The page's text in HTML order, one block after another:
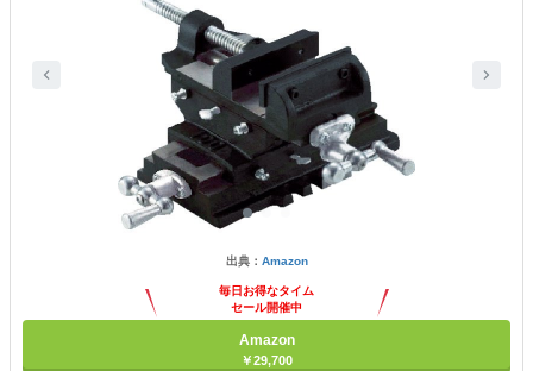
出典： Amazon
毎日お得なタイム
セール開催中
Amazon
￥29,700